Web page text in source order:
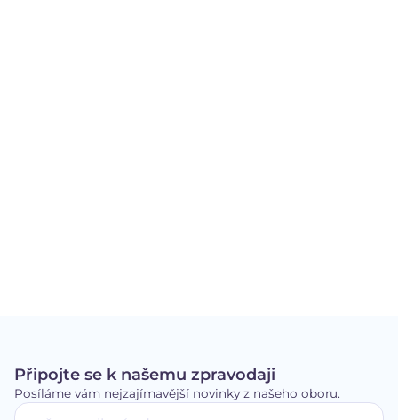
Připojte se k našemu zpravodaji
Posíláme vám nejzajímavější novinky z našeho oboru.